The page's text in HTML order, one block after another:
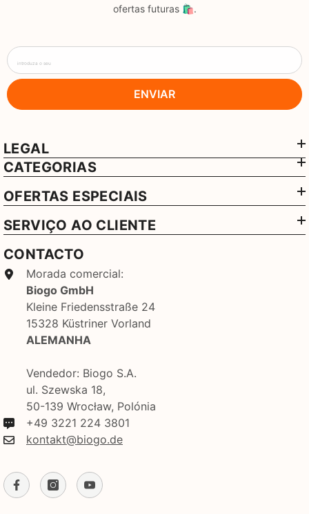
ofertas futuras 🛍️.
introduza o seu
ENVIAR
LEGAL
CATEGORIAS
OFERTAS ESPECIAIS
SERVIÇO AO CLIENTE
CONTACTO
Morada comercial:
Biogo GmbH
Kleine Friedensstraße 24
15328 Küstriner Vorland
ALEMANHA
Vendedor: Biogo S.A.
ul. Szewska 18,
50-139 Wrocław, Polónia
+49 3221 224 3801
kontakt@biogo.de